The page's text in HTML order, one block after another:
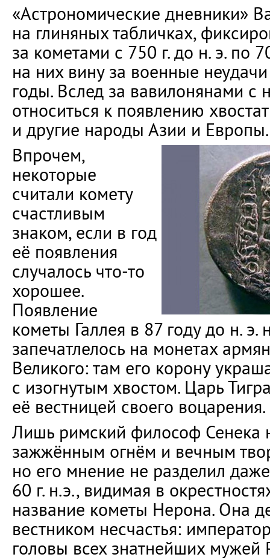
«Астрономические дневники»
на глиняных табличках,
за кометами с 750 г. до н. э. по
на них вину за военные
годы. Вслед за вавилонянами с
относиться к появлению
и другие народы Азии и Европы.
Впрочем,
некоторые
считали комету
счастливым
знаком, если в год
её появления
случалось что-то
хорошее.
Появление
кометы Галлея в 87 году до н. э.
запечатлелось на монетах
Великого: там его корону
с изогнутым хвостом. Царь
её вестницей своего воцарения.
Лишь римский философ Сенека
зажжённым огнём и вечным
но его мнение не разделил
60 г. н.э., видимая в
название кометы Нерона. Она
вестником несчастья:
головы всех знатнейших